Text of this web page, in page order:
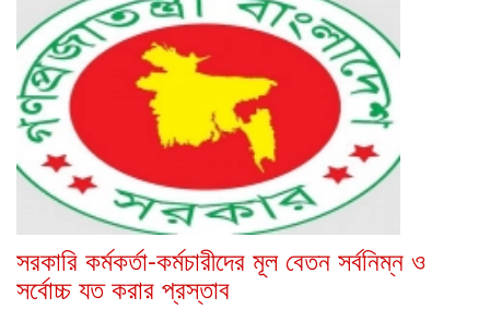
সরকারি কর্মকর্তা-কর্মচারীদের মূল বেতন সর্বনিম্ন ও
সর্বোচ্চ যত করার প্রস্তাব